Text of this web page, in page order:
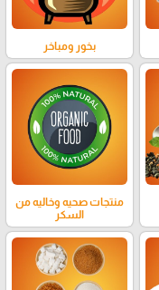
بخور ومباخر
منتجات صحيه وخاليه من
السكر